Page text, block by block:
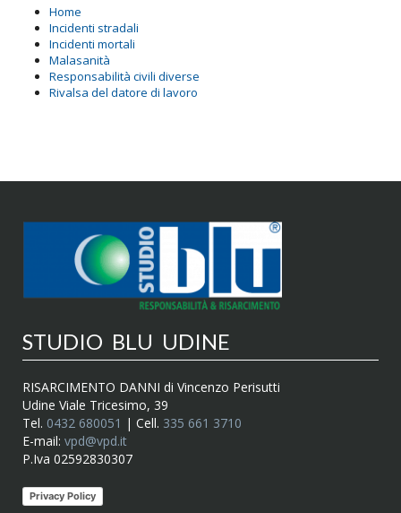
Home
Incidenti stradali
Incidenti mortali
Malasanità
Responsabilità civili diverse
Rivalsa del datore di lavoro
STUDIO BLU UDINE
RISARCIMENTO DANNI di Vincenzo Perisutti
Udine Viale Tricesimo, 39
Tel. 0432 680051 | Cell. 335 661 3710
E-mail: vpd@vpd.it
P.Iva 02592830307
Privacy Policy